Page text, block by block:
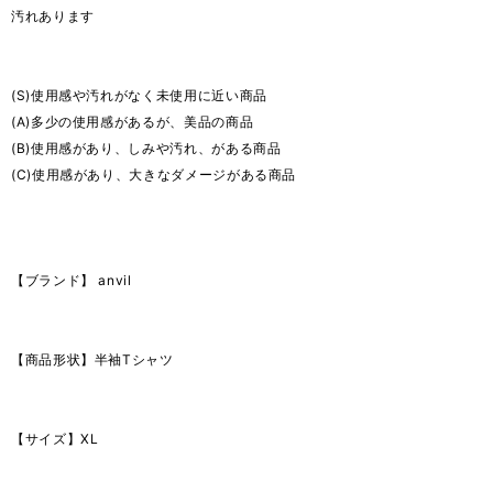
汚れあります
(S)使用感や汚れがなく未使用に近い商品
(A)多少の使用感があるが、美品の商品
(B)使用感があり、しみや汚れ、がある商品
(C)使用感があり、大きなダメージがある商品
【ブランド】 anvil
【商品形状】半袖Tシャツ
【サイズ】XL